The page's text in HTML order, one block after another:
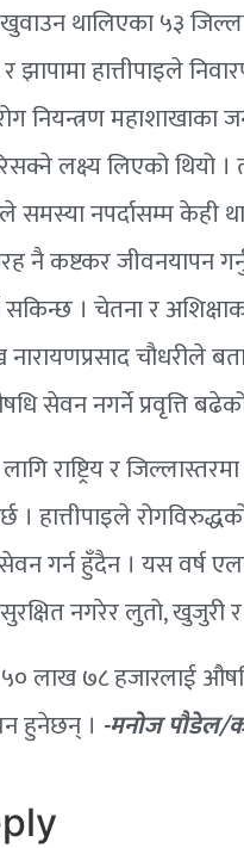
थालिएका ५३
र झापामा हात्तीपाइले
नियन्त्रण
लक्ष्य लिएको
समस्या नपर्दासम्म केही
नै कष्टकर जीवनयापन
सकिन्छ । चेतना र
नारायणप्रसाद चौधरीले
सेवन नगर्ने प्रवृत्ति
राष्ट्रिय र
। हात्तीपाइले
गर्न हुँदैन । यस वर्ष
सुरक्षित नगरेर लुतो, खुजुरी
लाख ७८ हजारलाई
हुनेछन् । -मनोज पौडेल/